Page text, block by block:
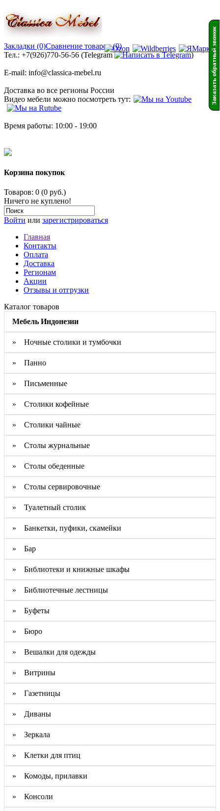
Закладки (0)Сравнение товаров (0)
Тел.: +7(926)770-56-56 (Telegram
)
E-mail: info@classica-mebel.ru
Доставка во все регионы России
Видео мебели можно посмотреть тут:
Время работы: 10:00 - 19:00
Корзина покупок
Товаров: 0 (0 руб.)
Ничего не куплено!
Войти или зарегистрироваться
Главная
Контакты
Оплата
Доставка
Регионам
Акции
Отзывы и отгрузки
Каталог товаров
Мебель Индонезии
» Ночные столики и тумбочки
» Панно
» Письменные
» Столики кофейные
» Столики чайные
» Столы журнальные
» Столы обеденные
» Столы сервировочные
» Туалетный столик
» Банкетки, пуфики, скамейки
» Бар
» Библиотеки и книжные шкафы
» Библиотечные лестницы
» Буфеты
» Бюро
» Вешалки для одежды
» Витрины
» Газетницы
» Диваны
» Зеркала
» Клетки для птиц
» Комоды, прилавки
» Консоли